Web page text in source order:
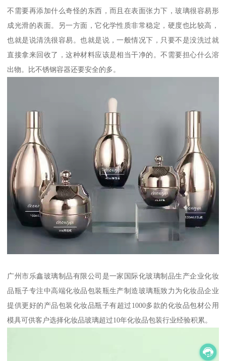
不需要再添加什么奇怪的东西，而且在表面张力下，玻璃很容易形
成光滑的表面。另一方面，它化学性质非常稳定，硬度也比较高，
也就是说清洗很容易。也就是说，一般情况下，只要不是没洗过就
直接拿来回收了，这种材料应该是相当干净的。不需要担心什么溶
出物。比不锈钢容器还要安全的多。
广州市乐鑫玻璃制品有限公司是一家国际化玻璃制品生产企业化妆
品瓶子专注中高端化妆品包装瓶生产制造玻璃瓶致力为化妆品企业
提供更好的产品包装化妆品瓶子有超过1000多款的化妆品包材公用
模具可供客户选择化妆品玻璃超过10年化妆品包装行业经验积累。